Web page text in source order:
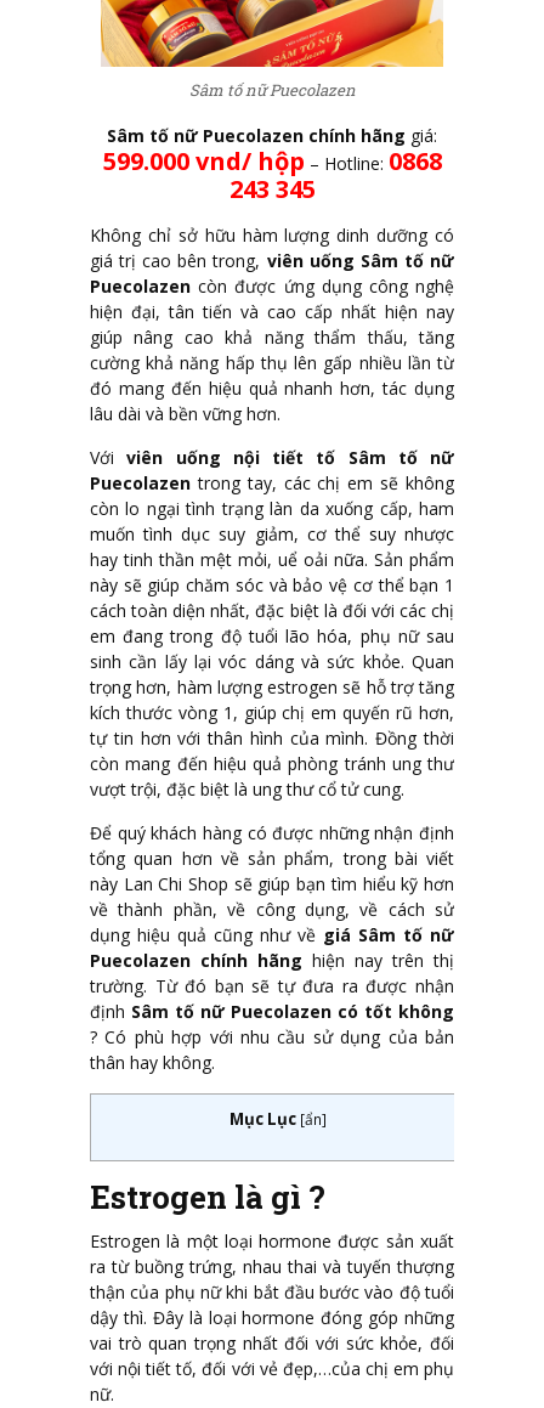
Sâm tố nữ Puecolazen
Sâm tố nữ Puecolazen chính hãng giá:
599.000 vnd/ hộp – Hotline: 0868
243 345
Không chỉ sở hữu hàm lượng dinh dưỡng có
giá trị cao bên trong, viên uống Sâm tố nữ
Puecolazen còn được ứng dụng công nghệ
hiện đại, tân tiến và cao cấp nhất hiện nay
giúp nâng cao khả năng thẩm thấu, tăng
cường khả năng hấp thụ lên gấp nhiều lần từ
đó mang đến hiệu quả nhanh hơn, tác dụng
lâu dài và bền vững hơn.
Vớiviên uống nội tiết tố Sâm tố nữ
Puecolazen trong tay, các chị em sẽ không
còn lo ngại tình trạng làn da xuống cấp, ham
muốn tình dục suy giảm, cơ thể suy nhược
hay tinh thần mệt mỏi, uể oải nữa. Sản phẩm
này sẽ giúp chăm sóc và bảo vệ cơ thể bạn 1
cách toàn diện nhất, đặc biệt là đối với các chị
em đang trong độ tuổi lão hóa, phụ nữ sau
sinh cần lấy lại vóc dáng và sức khỏe. Quan
trọng hơn, hàm lượng estrogen sẽ hỗ trợ tăng
kích thước vòng 1, giúp chị em quyến rũ hơn,
tự tin hơn với thân hình của mình. Đồng thời
còn mang đến hiệu quả phòng tránh ung thư
vượt trội, đặc biệt là ung thư cổ tử cung.
Để quý khách hàng có được những nhận định
tổng quan hơn về sản phẩm, trong bài viết
này Lan Chi Shop sẽ giúp bạn tìm hiểu kỹ hơn
về thành phần, về công dụng, về cách sử
dụng hiệu quả cũng như về giá Sâm tố nữ
Puecolazen chính hãng hiện nay trên thị
trường. Từ đó bạn sẽ tự đưa ra được nhận
định Sâm tố nữ Puecolazen có tốt không
? Có phù hợp với nhu cầu sử dụng của bản
thân hay không.
Mục Lục [ẩn]
Estrogen là gì ?
Estrogen là một loại hormone được sản xuất
ra từ buồng trứng, nhau thai và tuyến thượng
thận của phụ nữ khi bắt đầu bước vào độ tuổi
dậy thì. Đây là loại hormone đóng góp những
vai trò quan trọng nhất đối với sức khỏe, đối
với nội tiết tố, đối với vẻ đẹp,…của chị em phụ
nữ.